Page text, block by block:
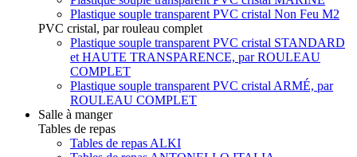
Plastique souple transparent PVC cristal Non Feu M2
PVC cristal, par rouleau complet
Plastique souple transparent PVC cristal STANDARD
et HAUTE TRANSPARENCE, par ROULEAU
COMPLET
Plastique souple transparent PVC cristal ARMÉ, par
ROULEAU COMPLET
Salle à manger
Tables de repas
Tables de repas ALKI